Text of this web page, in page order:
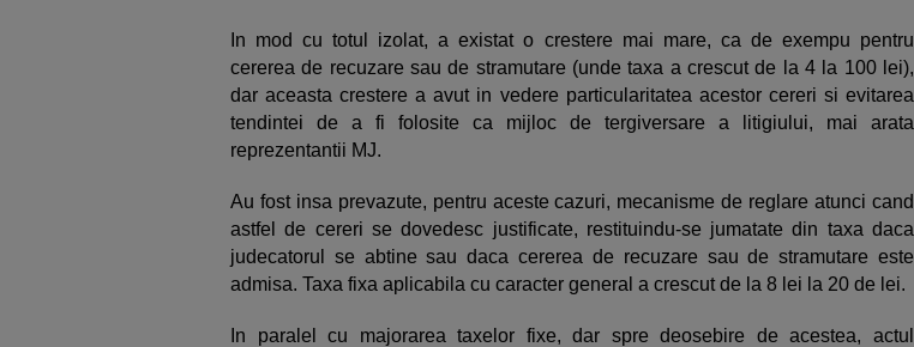
In mod cu totul izolat, a existat o crestere mai mare, ca de exempu pentru
cererea de recuzare sau de stramutare (unde taxa a crescut de la 4 la 100 lei),
dar aceasta crestere a avut in vedere particularitatea acestor cereri si evitarea
tendintei de a fi folosite ca mijloc de tergiversare a litigiului, mai arata
reprezentantii MJ.
Au fost insa prevazute, pentru aceste cazuri, mecanisme de reglare atunci cand
astfel de cereri se dovedesc justificate, restituindu-se jumatate din taxa daca
judecatorul se abtine sau daca cererea de recuzare sau de stramutare este
admisa. Taxa fixa aplicabila cu caracter general a crescut de la 8 lei la 20 de lei.
In paralel cu majorarea taxelor fixe, dar spre deosebire de acestea, actul